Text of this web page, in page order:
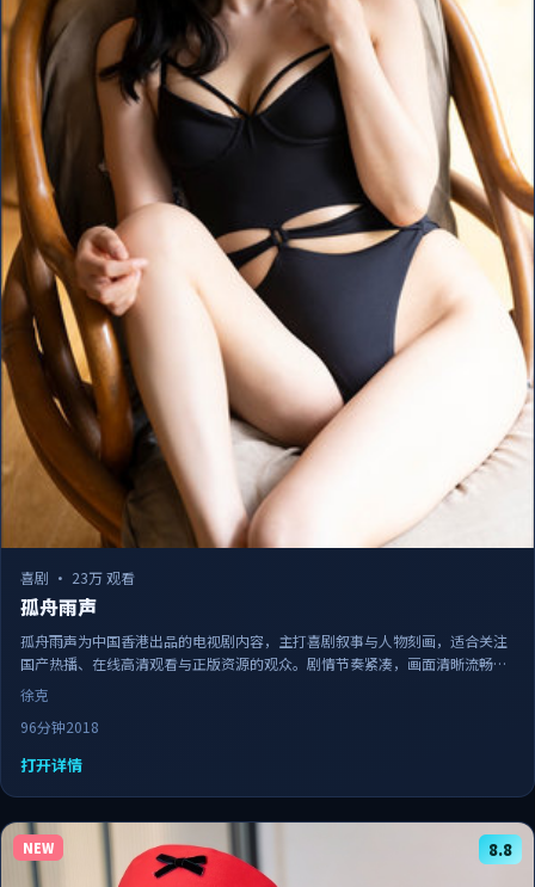
喜剧 · 23万 观看
孤舟雨声
孤舟雨声为中国香港出品的电视剧内容，主打喜剧叙事与人物刻画，适合关注
国产热播、在线高清观看与正版资源的观众。剧情节奏紧凑，画面清晰流畅，
可作为日常追剧与家庭观影的备选佳作。
徐克
96分钟2018
打开详情
NEW 8.8